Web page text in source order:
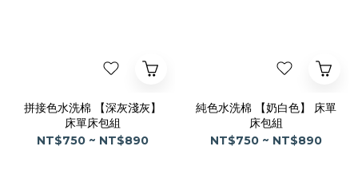
拼接色水洗棉 【深灰淺灰】
床單床包組
NT$750 ~ NT$890
純色水洗棉 【奶白色】 床單
床包組
NT$750 ~ NT$890